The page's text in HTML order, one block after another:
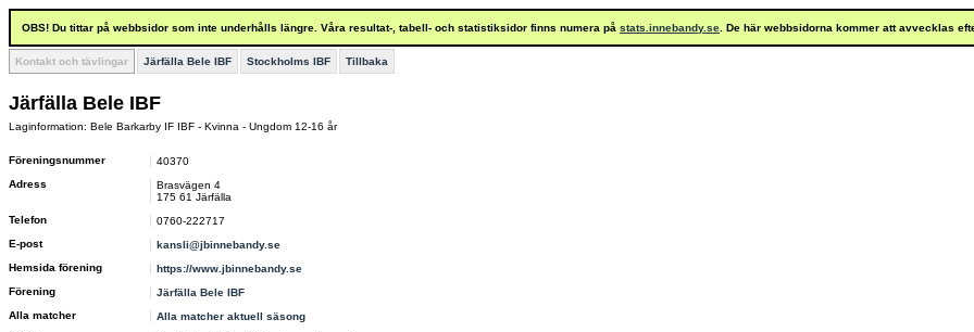
OBS! Du tittar på webbsidor som inte underhålls längre. Våra resultat-, tabell- och statistiksidor finns numera på stats.innebandy.se . De här webbsidorna kommer att avvecklas
Kontakt och tävlingar Järfälla Bele IBF Stockholms IBF Tillbaka
Järfälla Bele IBF
Laginformation: Bele Barkarby IF IBF - Kvinna - Ungdom 12-16 år
Föreningsnummer
40370
Adress
Brasvägen 4
175 61 Järfälla
Telefon
0760-222717
E-post
kansli@jbinnebandy.se
Hemsida förening
https://www.jbinnebandy.se
Förening
Järfälla Bele IBF
Alla matcher
Alla matcher aktuell säsong